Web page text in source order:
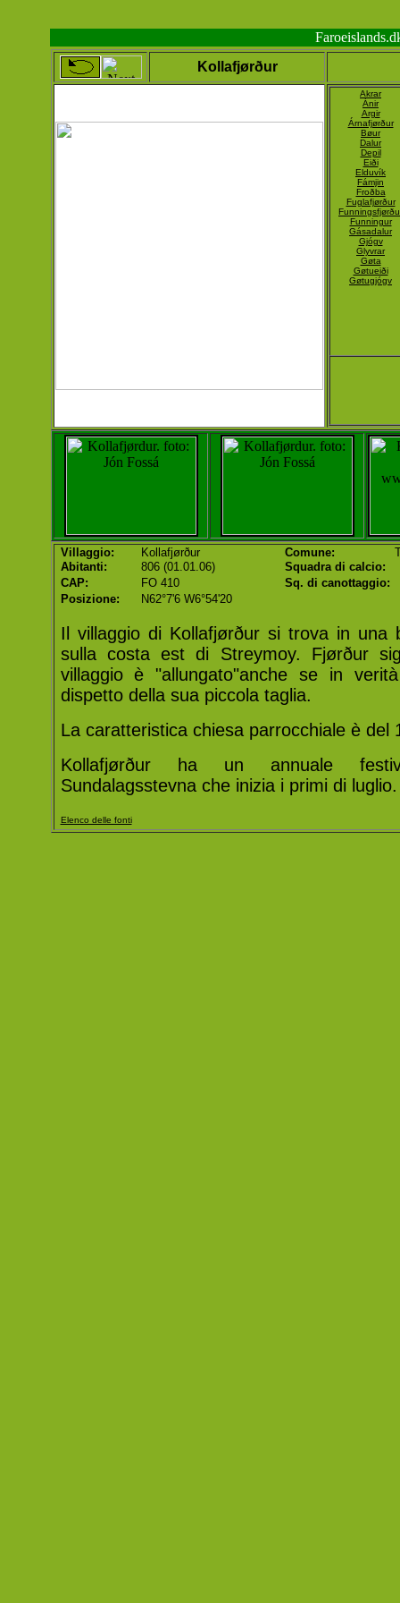
Kollafjørður
Akrar
Ánir
Argir
Árnafjørður
Bøur
Dalur
Depil
Eiði
Elduvík
Fámjin
Froðba
Fuglafjørður
Funningur
Gásadalur
Gjógv
Glyvrar
Gøta
Gøtueiði
Gøtugjógv
Villaggio: Kollafjørður Comune:
Abitanti:
806 (01.01.06)
Squadra di calcio:
CAP:
FO 410
Sq. di canottaggio:
Posizione:
N62°7'6 W6°54'20
Il villaggio di Kollafjørður si trova in una
sulla costa est di Streymoy. Fjørður
villaggio è "allungato"anche se in
dispetto della sua piccola taglia.
La caratteristica chiesa parrocchiale è del
Kollafjørður ha un annuale
Sundalagsstevna che inizia i primi di luglio.
Elenco delle fonti